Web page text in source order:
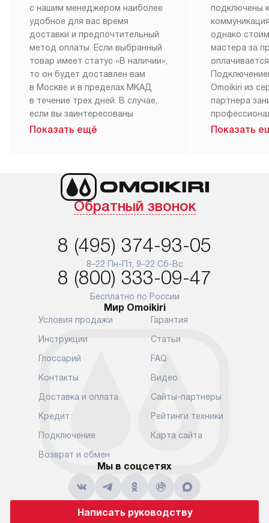
с нашим менеджером наиболее
удобное для вас время
доставки и предпочтительный
метод оплаты. Если выбранный
товар имеет статус «В наличии»,
то он будет доставлен вам
в Москве и в пределах МКАД
в течение трех дней. В случае,
если вы заинтересованы
в товаре, который доступен
менеджером на сайте. Товары
с особым лейблом
доставляются бесплатно
аксессуаров не предусмотрена.
Для доставки в другие регионы
мы используем услуги
транспортной компании.
Уточняйте все условия доставки
у нашего менеджера при
оформлении заказа.
В установленный день наша
к вашей двери или до прихожей.
Если вам необходимо
переместить прибор к месту его
установки, пожалуйста,
предварительно обсудите это
с нашим менеджером. Эта
подлежит оплате. Важно
помнить, что если размеры
прибора не позволяют его
Показать ещё
подключены
однако
мастера за
Omoikiri из
партнера
Наш сервис
Показать
Обратный звонок
8 (495) 374-93-05
8–22 Пн-Пт, 9–22 Сб-Вс
8 (800) 333-09-47
Бесплатно по России
Мир Omoikiri
Условия продажи
Инструкции
Глоссарий
Контакты
Доставка и оплата
Кредит
Подключение
Возврат и обмен
Гарантия
Статьи
FAQ
Видео
Сайты-партнеры
Рейтинги техники
Карта сайта
Мы в соцсетях
Написать руководству